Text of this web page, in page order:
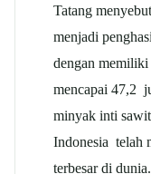
Tatang
menjadi
dengan
mencapai 47,2
minyak inti
Indonesia telah
terbesar di